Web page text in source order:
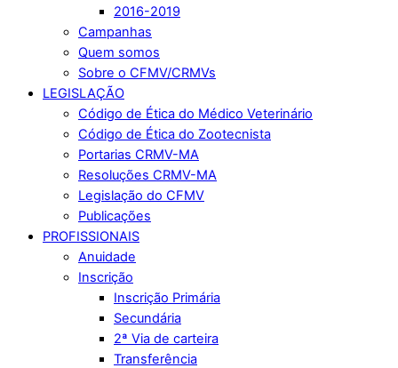
2016-2019
Campanhas
Quem somos
Sobre o CFMV/CRMVs
LEGISLAÇÃO
Código de Ética do Médico Veterinário
Código de Ética do Zootecnista
Portarias CRMV-MA
Resoluções CRMV-MA
Legislação do CFMV
Publicações
PROFISSIONAIS
Anuidade
Inscrição
Inscrição Primária
Secundária
2ª Via de carteira
Transferência